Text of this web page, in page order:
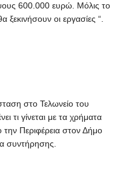
600.000 ευρώ. Μόλις το
ξεκινήσουν οι εργασίες “.
στο Τελωνείο του
τι γίνεται με τα χρήματα
την Περιφέρεια στον Δήμο
συντήρησης.